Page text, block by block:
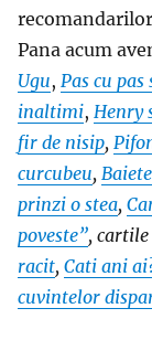
Pana acum
Ugu, Pas cu
inaltimi, Henry
fir de nisip,
curcubeu,
prinzi o stea,
poveste”,
racit, Cati ani
cuvintelor